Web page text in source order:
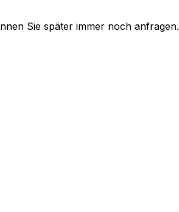
Sie später immer noch anfragen.